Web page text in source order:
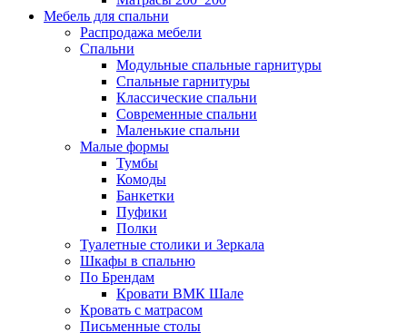
Мебель для спальни
Распродажа мебели
Спальни
Модульные спальные гарнитуры
Спальные гарнитуры
Классические спальни
Современные спальни
Маленькие спальни
Малые формы
Тумбы
Комоды
Банкетки
Пуфики
Полки
Туалетные столики и Зеркала
Шкафы в спальню
По Брендам
Кровати ВМК Шале
Кровать с матрасом
Письменные столы